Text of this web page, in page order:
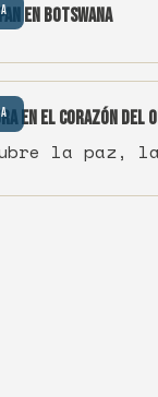
en Botswana
en el Corazón del
la paz,